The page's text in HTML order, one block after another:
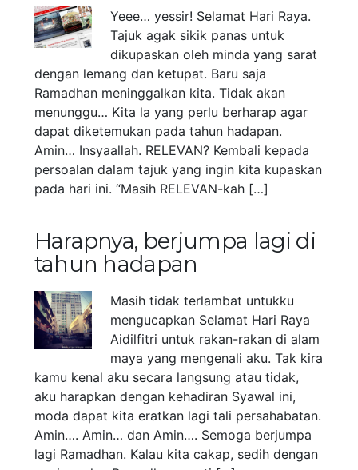
Yeee… yessir! Selamat Hari Raya.
Tajuk agak sikik panas untuk
dikupaskan oleh minda yang sarat
dengan lemang dan ketupat. Baru saja
Ramadhan meninggalkan kita. Tidak akan
menunggu… Kita la yang perlu berharap agar
dapat diketemukan pada tahun hadapan.
Amin… Insyaallah. RELEVAN? Kembali kepada
persoalan dalam tajuk yang ingin kita kupaskan
pada hari ini. “Masih RELEVAN-kah […]
Harapnya, berjumpa lagi di
tahun hadapan
Masih tidak terlambat untukku
mengucapkan Selamat Hari Raya
Aidilfitri untuk rakan-rakan di alam
maya yang mengenali aku. Tak kira
kamu kenal aku secara langsung atau tidak,
aku harapkan dengan kehadiran Syawal ini,
moda dapat kita eratkan lagi tali persahabatan.
Amin…. Amin… dan Amin…. Semoga berjumpa
lagi Ramadhan. Kalau kita cakap, sedih dengan